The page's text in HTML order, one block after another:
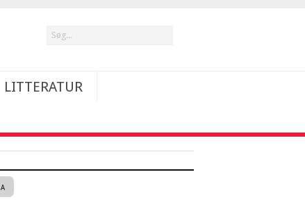
LITTERATUR
A